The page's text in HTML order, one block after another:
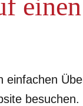
einfachen